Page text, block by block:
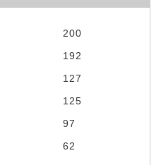
200
192
127
125
97
62